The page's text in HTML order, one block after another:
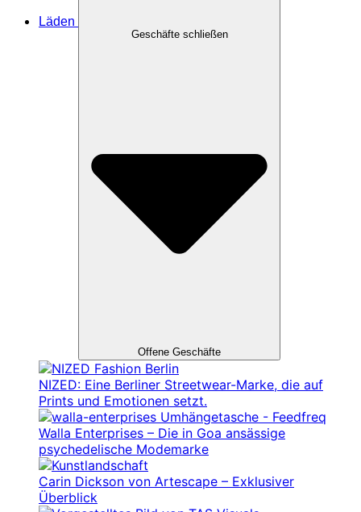
Läden
Geschäfte schließen
Offene Geschäfte
NIZED: Eine Berliner Streetwear-Marke, die auf
Prints und Emotionen setzt.
Walla Enterprises – Die in Goa ansässige
psychedelische Modemarke
Carin Dickson von Artescape – Exklusiver
Überblick